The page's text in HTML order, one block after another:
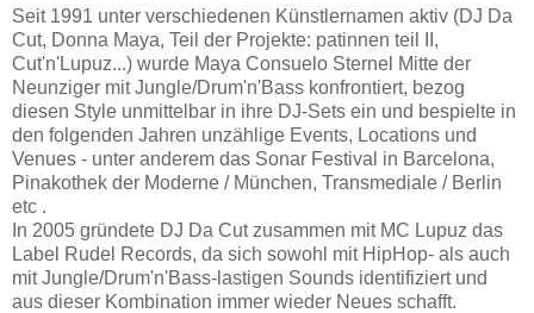
Seit 1991 unter verschiedenen Künstlernamen aktiv (DJ Da
Cut, Donna Maya, Teil der Projekte: patinnen teil II,
Cut'n'Lupuz...) wurde Maya Consuelo Sternel Mitte der
Neunziger mit Jungle/Drum'n'Bass konfrontiert, bezog
diesen Style unmittelbar in ihre DJ-Sets ein und bespielte in
den folgenden Jahren unzählige Events, Locations und
Venues - unter anderem das Sonar Festival in Barcelona,
Pinakothek der Moderne / München, Transmediale / Berlin
etc .
In 2005 gründete DJ Da Cut zusammen mit MC Lupuz das
Label Rudel Records, da sich sowohl mit HipHop- als auch
mit Jungle/Drum'n'Bass-lastigen Sounds identifiziert und
aus dieser Kombination immer wieder Neues schafft.